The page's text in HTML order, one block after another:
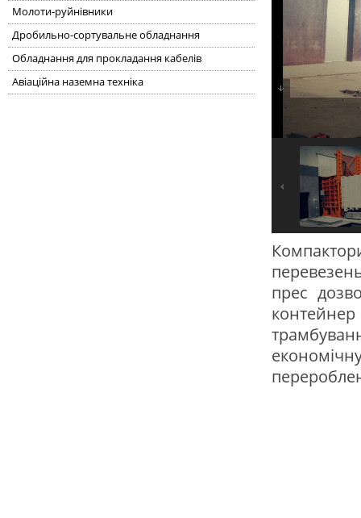
Молоти-руйнівники
Дробильно-сортувальне обладнання
Обладнання для прокладання кабелів
Авіаційна наземна техніка
прес
контейнер